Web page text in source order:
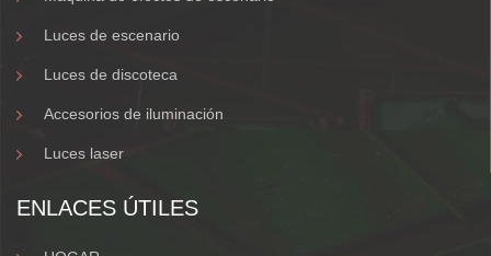
Luces de escenario
Luces de discoteca
Accesorios de iluminación
Luces laser
ENLACES ÚTILES